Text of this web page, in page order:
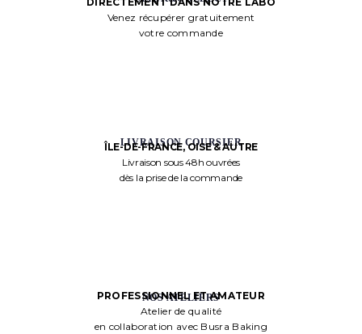
Venez récupérer gratuitement
votre commande
LIVRAISON COURSIER
ÎLE-DE-FRANCE, OISE & AUTRE
Livraison sous 48h ouvrées
dès la prise de la commande
NOS ATELIERS
PROFESSIONNEL ET AMATEUR
Atelier de qualité
en collaboration avec Busra Baking